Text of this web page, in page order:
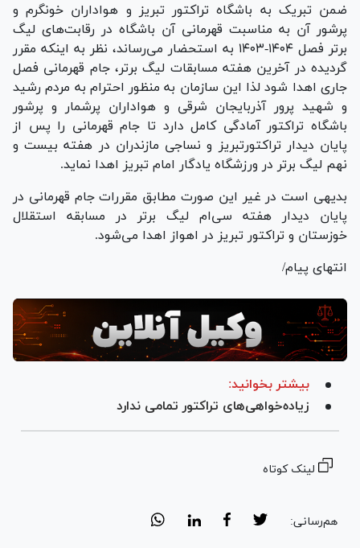
ضمن تبریک به باشگاه تراکتور تبریز و هواداران خونگرم و
پرشور آن به مناسبت قهرمانی آن باشگاه در رقابت‌های لیگ
برتر فصل ۱۴۰۴-۱۴۰۳ به استحضار می‌رساند، نظر به اینکه مقرر
گردیده در آخرین هفته مسابقات لیگ برتر، جام قهرمانی فصل
جاری اهدا شود لذا این سازمان به منظور احترام به مردم رشید
و شهید پرور آذربایجان شرقی و هواداران پرشمار و پرشور
باشگاه تراکتور آمادگی کامل دارد تا جام قهرمانی را پس از
پایان دیدار تراکتورتبریز و نساجی مازندران در هفته بیست و
نهم لیگ برتر در ورزشگاه یادگار امام تبریز اهدا نماید.
بدیهی است در غیر این صورت مطابق مقررات جام قهرمانی در
پایان دیدار هفته سی‌ام لیگ برتر در مسابقه استقلال
خوزستان و تراکتور تبریز در اهواز اهدا می‌شود.
انتهای پیام/
بیشتر بخوانید:
زیاده‌خواهی‌های تراکتور تمامی ندارد
لینک کوتاه
هم‌رسانی: